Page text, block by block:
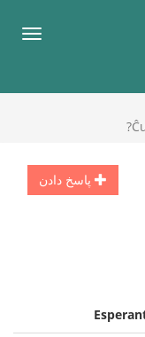
پاسخ دادن